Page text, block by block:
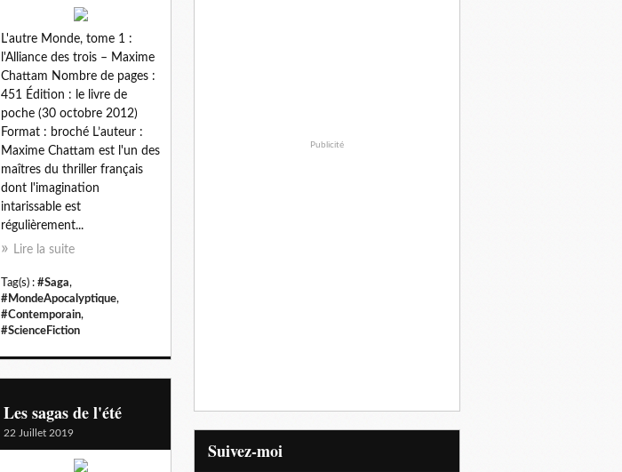
L'autre Monde, tome 1 :
l'Alliance des trois – Maxime
Chattam Nombre de pages :
451 Édition : le livre de
poche (30 octobre 2012)
Format : broché L’auteur :
Maxime Chattam est l'un des
maîtres du thriller français
dont l'imagination
intarissable est
régulièrement...
Lire la suite
Tag(s) : #Saga,
#MondeApocalyptique,
#Contemporain,
#ScienceFiction
Les sagas de l'été
22 Juillet 2019
Publicité
Suivez-moi